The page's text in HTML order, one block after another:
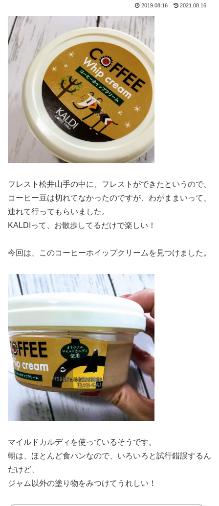
2019.08.16 2021.08.16
フレスト松井山手の中に、フレストができたというので、
コーヒー豆は切れてなかったのですが、わがままいって、
連れて行ってもらいました。
KALDIって、お散歩してるだけで楽しい！
今回は、このコーヒーホイップクリームを見つけました。
マイルドカルディを使っているそうです。
朝は、ほとんど食パンなので、いろいろと試行錯誤するん
だけど、
ジャム以外の塗り物をみつけてうれしい！